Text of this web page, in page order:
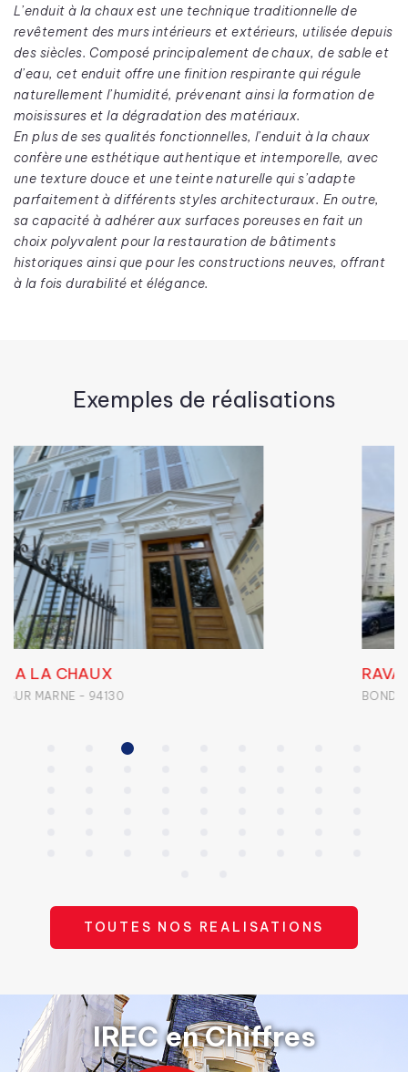
L’enduit à la chaux est une technique traditionnelle de
revêtement des murs intérieurs et extérieurs, utilisée depuis
des siècles. Composé principalement de chaux, de sable et
d’eau, cet enduit offre une finition respirante qui régule
naturellement l’humidité, prévenant ainsi la formation de
moisissures et la dégradation des matériaux.
En plus de ses qualités fonctionnelles, l’enduit à la chaux
confère une esthétique authentique et intemporelle, avec
une texture douce et une teinte naturelle qui s’adapte
parfaitement à différents styles architecturaux. En outre,
sa capacité à adhérer aux surfaces poreuses en fait un
choix polyvalent pour la restauration de bâtiments
historiques ainsi que pour les constructions neuves, offrant
à la fois durabilité et élégance.
Exemples de réalisations
RAVALEMENT IMPERMEABILITE
TOUTES NOS REALISATIONS
IREC en Chiffres